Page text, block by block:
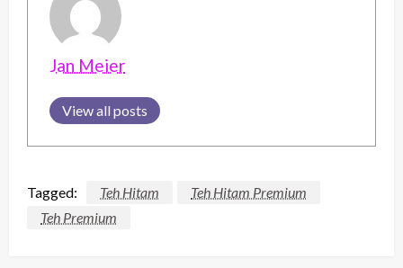
Jan Meier
View all posts
Tagged: Teh Hitam
Teh Hitam Premium
Teh Premium